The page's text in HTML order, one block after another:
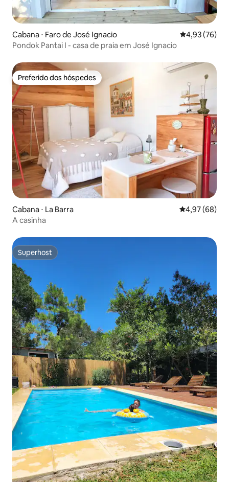
Cabana ⋅ Faro de José Ignacio 4,93 de uma
4,93 (76)
Pondok Pantai I - casa de praia em José Ignacio
Preferido dos hóspedes
Preferido dos hóspedes
Cabana ⋅ La Barra 4,97 de uma
4,97 (68)
A casinha
Superhost
Superhost